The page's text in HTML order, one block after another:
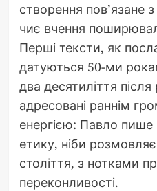
створення пов’язане
чиє вчення
Перші тексти, як
датуються 50-ми
два десятиліття
адресовані раннім
енергією: Павло пише
етику, ніби
століття, з нотками
переконливості.